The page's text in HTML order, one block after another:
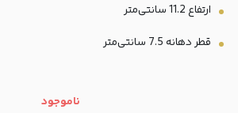
ارتفاع 11.2 سانتی‌متر
قطر دهانه 7.5 سانتی‌متر
ناموجود